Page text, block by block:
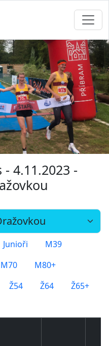
4.11.2023 -
Junioři
M39
M70
M80+
Ž54 Ž64
Ž65+